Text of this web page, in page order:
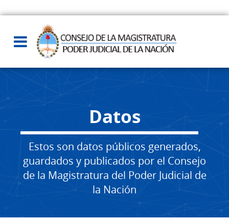
Datos
Estos son datos públicos generados,
guardados y publicados por el Consejo
de la Magistratura del Poder Judicial de
la Nación